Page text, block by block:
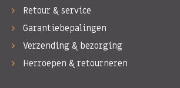
Retour & service
Garantiebepalingen
Verzending & bezorging
Herroepen & retourneren